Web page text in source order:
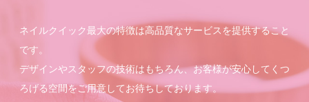
ネイルクイック最大の特徴は高品質なサービスを提供すること
です。
デザインやスタッフの技術はもちろん、お客様が安心してくつ
ろげる空間をご用意してお待ちしております。